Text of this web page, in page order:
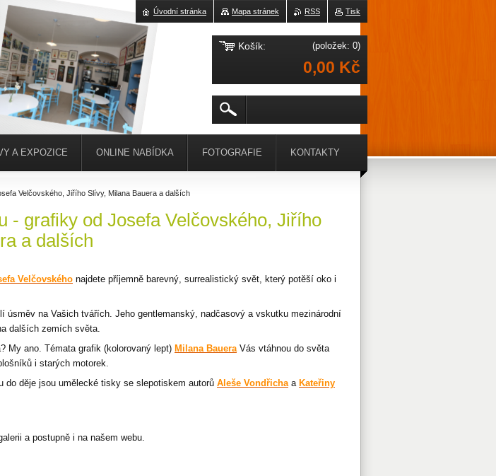
Velčovského, Jiřího Slívy, Milana Bauera a dalších
- grafiky od Josefa Velčovského, Jiřího
a dalších
Velčovského najdete příjemně barevný, surrealistický svět, který potěší oko i
úsměv na Vašich tvářích. Jeho gentlemanský, nadčasový a vskutku mezinárodní
dalších zemích světa.
My ano. Témata grafik (kolorovaný lept) Milana BaueraVás vtáhnou do světa
i starých motorek.
do děje jsou umělecké tisky se slepotiskem autorů Aleše Vondřichaa Kateřiny
a postupně i na našem webu.
A EXPOZICE ONLINE NABÍDKA FOTOGRAFIE KONTAKTY
Tisk
RSS
Mapa stránek
Úvodní stránka
Košík: (položek: 0)
0,00 Kč